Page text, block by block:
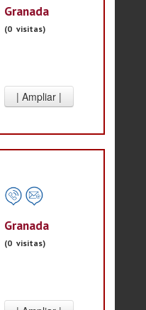
Granada
(0 visitas)
Granada
(0 visitas)